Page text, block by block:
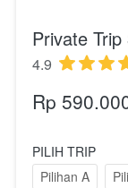
Private
4.9
Rp
PILIH TRIP
Pilihan A